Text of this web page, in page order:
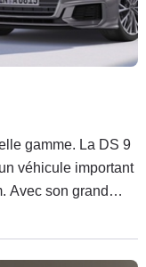
gamme. La DS 9
véhicule important
Avec son grand
de la française